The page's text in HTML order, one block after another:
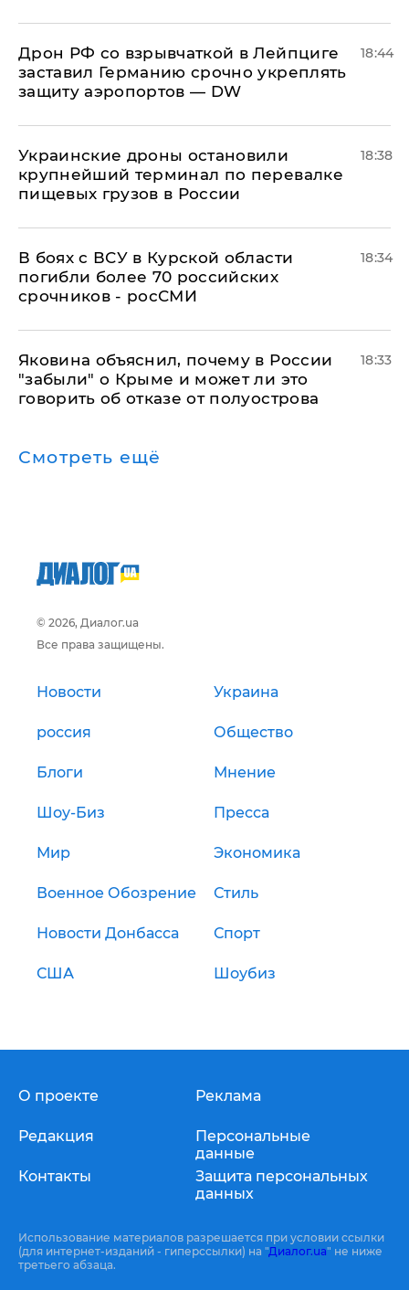
​Дрон РФ со взрывчаткой в Лейпциге
заставил Германию срочно укреплять
защиту аэропортов — DW
18:44
Украинские дроны остановили
крупнейший терминал по перевалке
пищевых грузов в России
18:38
В боях с ВСУ в Курской области
погибли более 70 российских
срочников - росСМИ
18:34
Яковина объяснил, почему в России
"забыли" о Крыме и может ли это
говорить об отказе от полуострова
18:33
Смотреть ещё
© 2026, Диалог.ua
Все права защищены.
Новости Украина
россия Общество
Блоги Мнение
Шоу-Биз Пресса
Мир Экономика
Военное Обозрение Стиль
Новости Донбасса Спорт
США Шоубиз
О проекте
Редакция
Контакты
Реклама
Персональные
данные
Защита персональных
данных
Использование материалов разрешается при условии ссылки
(для интернет-изданий - гиперссылки) на "Диалог.ua" не ниже
третьего абзаца.